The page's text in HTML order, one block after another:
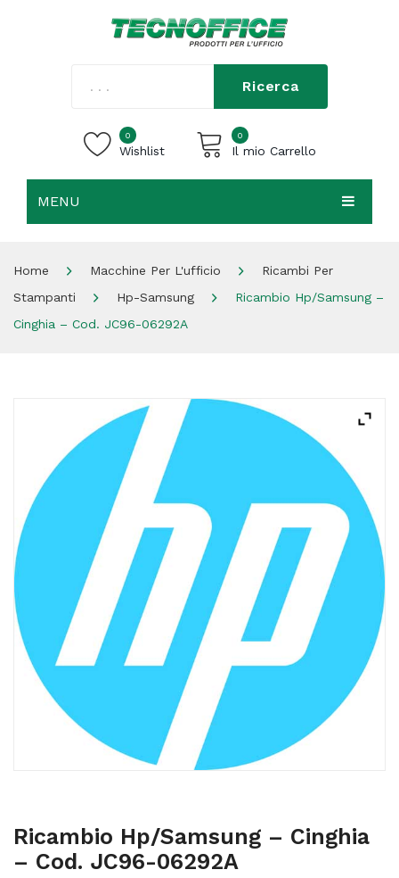
Ricerca
0
Wishlist
0
Il mio Carrello
MENU
SHOP
ACQUISTATI
WISHLIST
ORDINI
Home Macchine Per L'ufficio
Ricambi Per
Stampanti
Hp-Samsung
Ricambio Hp/Samsung –
Cinghia – Cod. JC96-06292A
Ricambio Hp/Samsung – Cinghia
– Cod. JC96-06292A